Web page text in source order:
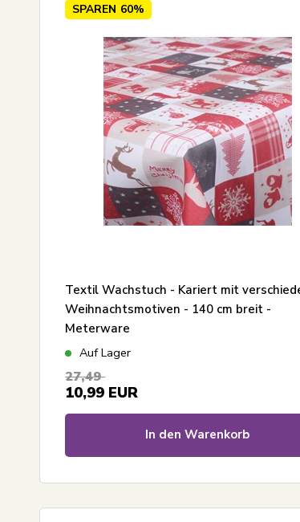
SPAREN 60%
Textil Wachstuch - Kariert mit
Weihnachtsmotiven - 140 cm breit -
Meterware
Auf Lager
27,49
10,99 EUR
In den Warenkorb